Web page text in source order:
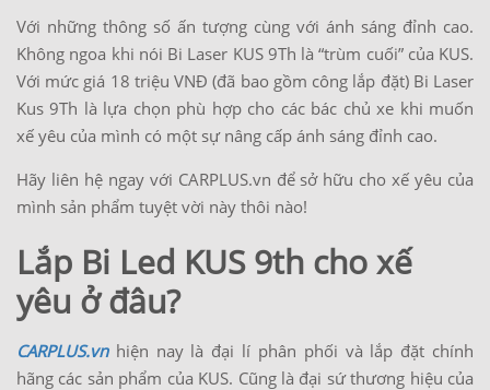
Với những thông số ấn tượng cùng với ánh sáng đỉnh cao.
Không ngoa khi nói Bi Laser KUS 9Th là “trùm cuối” của KUS.
Với mức giá 18 triệu VNĐ (đã bao gồm công lắp đặt) Bi Laser
Kus 9Th là lựa chọn phù hợp cho các bác chủ xe khi muốn
xế yêu của mình có một sự nâng cấp ánh sáng đỉnh cao.
Hãy liên hệ ngay với CARPLUS.vn để sở hữu cho xế yêu của
mình sản phẩm tuyệt vời này thôi nào!
Lắp Bi Led KUS 9th cho xế
yêu ở đâu?
CARPLUS.vnhiện nay là đại lí phân phối và lắp đặt chính
hãng các sản phẩm của KUS. Cũng là đại sứ thương hiệu của